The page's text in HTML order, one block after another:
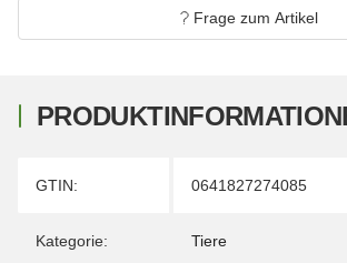
Frage zum Artikel
Produkteigenschaft
Wert
GTIN: 0641827274085
Kategorie: Tiere